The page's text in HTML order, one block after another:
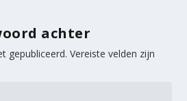
achter
gepubliceerd. Vereiste velden zijn